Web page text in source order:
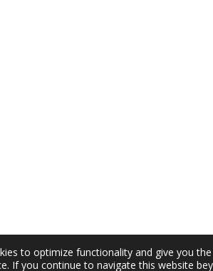
to optimize functionality and give you
If you continue to navigate this website